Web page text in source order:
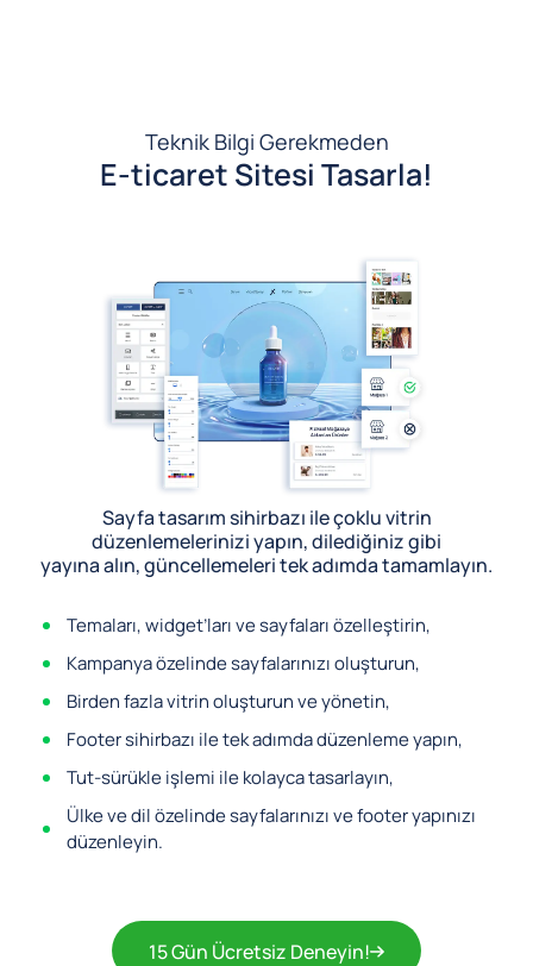
Teknik Bilgi Gerekmeden
E-ticaret Sitesi Tasarla!
Sayfa tasarım sihirbazı ile çoklu vitrin
düzenlemelerinizi yapın, dilediğiniz gibi
yayına alın, güncellemeleri tek adımda tamamlayın.
Temaları, widget’ları ve sayfaları özelleştirin,
Kampanya özelinde sayfalarınızı oluşturun,
Birden fazla vitrin oluşturun ve yönetin,
Footer sihirbazı ile tek adımda düzenleme yapın,
Tut-sürükle işlemi ile kolayca tasarlayın,
Ülke ve dil özelinde sayfalarınızı ve footer yapınızı
düzenleyin.
15 Gün Ücretsiz Deneyin!